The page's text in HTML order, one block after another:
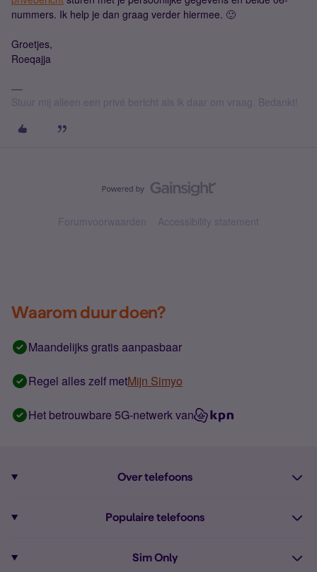
nummers. Ik help je dan graag verder hiermee. 🙂
Groetjes,
Roeqajja
Stuur mij alleen een privé bericht als ik daar om vraag. Bedankt!
Forumvoorwaarden Accessibility statement
Waarom duur doen?
Maandelijks gratis aanpasbaar
Regel alles zelf metMijn Simyo
Het betrouwbare 5G-netwerk van
Over telefoons
Alle telefoons
Populaire telefoons
Sim Only